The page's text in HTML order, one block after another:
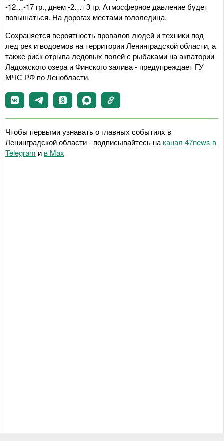
-12…-17 гр., днем -2…+3 гр. Атмосферное давление будет
повышаться. На дорогах местами гололедица.
Сохраняется вероятность провалов людей и техники под
лед рек и водоемов на территории Ленинградской области, а
также риск отрыва ледовых полей с рыбаками на акватории
Ладожского озера и Финского залива - предупреждает ГУ
МЧС РФ по Ленобласти.
Чтобы первыми узнавать о главных событиях в
Ленинградской области - подписывайтесь на канал 47news в
Telegram и в Maх